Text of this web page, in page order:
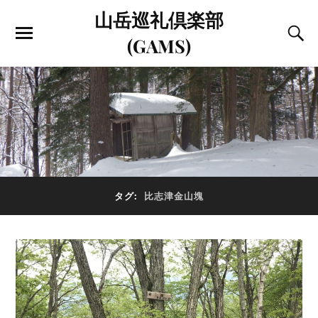
山岳巡礼倶楽部
(GAMS)
タグ: 比志津金山塊